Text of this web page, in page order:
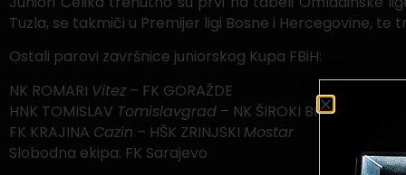
Tuzla, se takmiči u Premijer ligi Bosne i Hercegovine, te
Ostali parovi završnice juniorskog Kupa FBiH:
NK ROMARI Vitez – FK GORAŽDE
HNK TOMISLAV Tomislavgrad – NK ŠIROKI BRIJEG
FK KRAJINA Cazin – HŠK ZRINJSKI Mostar
Slobodna ekipa: FK Sarajevo